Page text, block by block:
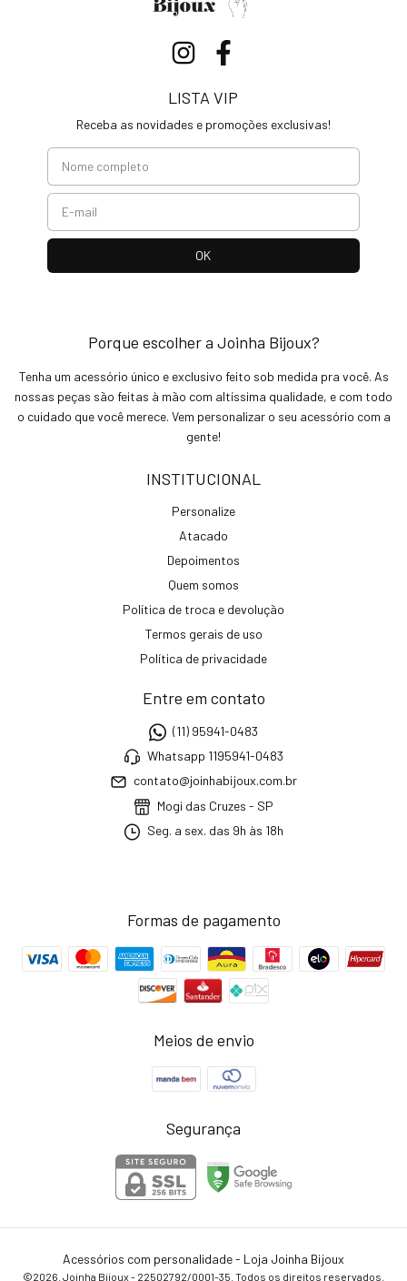
LISTA VIP
Receba as novidades e promoções exclusivas!
Porque escolher a Joinha Bijoux?
Tenha um acessório único e exclusivo feito sob medida pra você. As
nossas peças são feitas à mão com altíssima qualidade, e com todo
o cuidado que você merece. Vem personalizar o seu acessório com a
gente!
INSTITUCIONAL
Personalize
Atacado
Depoimentos
Quem somos
Política de troca e devolução
Termos gerais de uso
Política de privacidade
Entre em contato
(11) 95941-0483
Whatsapp 1195941-0483
contato@joinhabijoux.com.br
Mogi das Cruzes - SP
Seg. a sex. das 9h às 18h
Formas de pagamento
Meios de envio
Segurança
Acessórios com personalidade - Loja Joinha Bijoux
©2026. Joinha Bijoux - 22502792/0001-35. Todos os direitos reservados.